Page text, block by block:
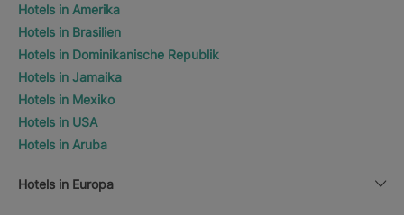
Hotels in Amerika
Hotels in Brasilien
Hotels in Dominikanische Republik
Hotels in Jamaika
Hotels in Mexiko
Hotels in USA
Hotels in Aruba
Hotels in Europa